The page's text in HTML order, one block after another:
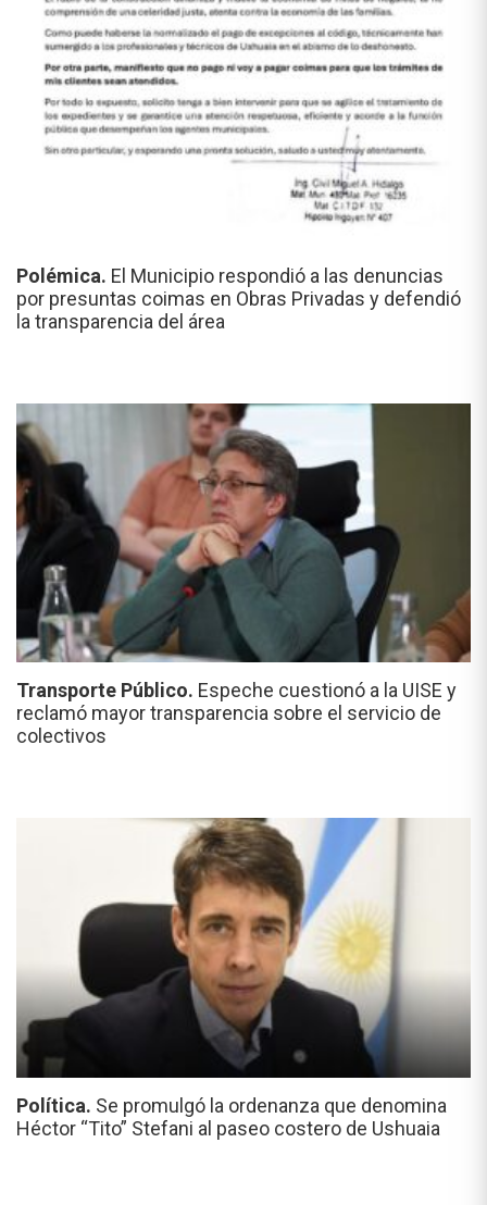
Polémica. El Municipio respondió a las denuncias
por presuntas coimas en Obras Privadas y defendió
la transparencia del área
Transporte Público. Espeche cuestionó a la UISE y
reclamó mayor transparencia sobre el servicio de
colectivos
Política. Se promulgó la ordenanza que denomina
Héctor “Tito” Stefani al paseo costero de Ushuaia